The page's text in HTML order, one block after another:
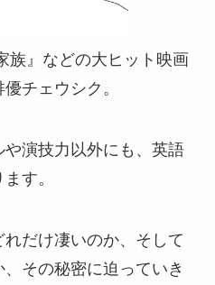
族』などの大ヒット映画
チェウシク。
演技力以外にも、英語
す。
だけ凄いのか、そして
その秘密に迫っていき